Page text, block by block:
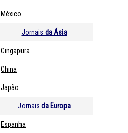
México
Jornais da Ásia
Cingapura
China
Japão
Jornais da Europa
Espanha